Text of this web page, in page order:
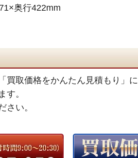
奥行422mm
買取価格をかんたん見積もり」
す。
さい。